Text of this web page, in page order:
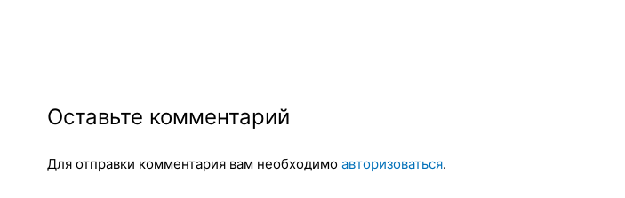
Оставьте комментарий
Для отправки комментария вам необходимо авторизоваться.